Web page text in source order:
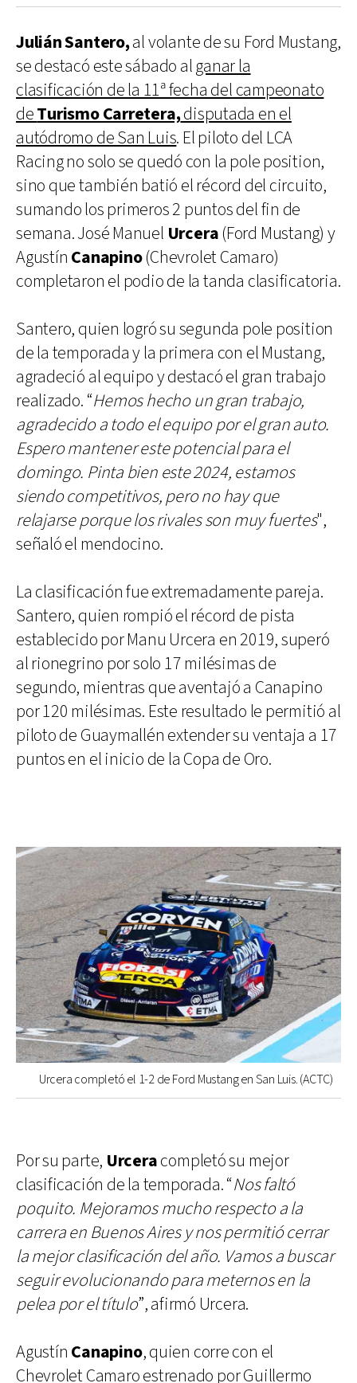
Julián Santero,al volante de su Ford Mustang,
se destacó este sábado alganar la
clasificación de la 11ª fecha del campeonato
deTurismo Carretera,disputada en el
autódromo de San Luis. El piloto del LCA
Racing no solo se quedó con la pole position,
sino que también batió el récord del circuito,
sumando los primeros 2 puntos del fin de
semana. José Manuel Urcera (Ford Mustang) y
Agustín Canapino(Chevrolet Camaro)
completaron el podio de la tanda clasificatoria.
Santero, quien logró su segunda pole position
de la temporada y la primera con el Mustang,
agradeció al equipo y destacó el gran trabajo
realizado. “Hemos hecho un gran trabajo,
agradecido a todo el equipo por el gran auto.
Espero mantener este potencial para el
domingo. Pinta bien este 2024, estamos
siendo competitivos, pero no hay que
relajarse porque los rivales son muy fuertes",
señaló el mendocino.
La clasificación fue extremadamente pareja.
Santero, quien rompió el récord de pista
establecido por Manu Urcera en 2019, superó
al rionegrino por solo 17 milésimas de
segundo, mientras que aventajó a Canapino
por 120 milésimas. Este resultado le permitió al
piloto de Guaymallén extender su ventaja a 17
puntos en el inicio de la Copa de Oro.
Urcera completó el 1-2 de Ford Mustang en San Luis. (ACTC)
Por su parte, Urceracompletó su mejor
clasificación de la temporada. “Nos faltó
poquito. Mejoramos mucho respecto a la
carrera en Buenos Aires y nos permitió cerrar
la mejor clasificación del año. Vamos a buscar
seguir evolucionando para meternos en la
pelea por el título”, afirmó Urcera.
Agustín Canapino, quien corre con el
Chevrolet Camaro estrenado por Guillermo